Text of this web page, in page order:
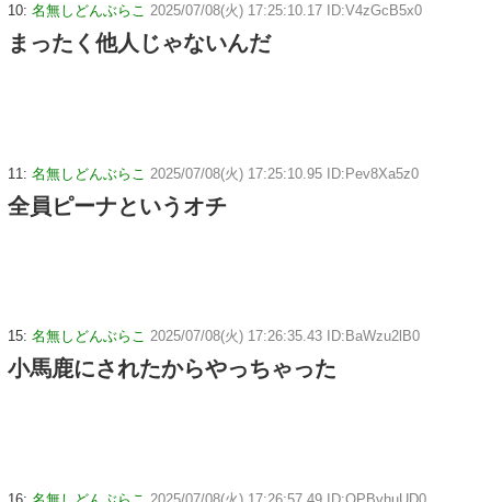
10: 名無しどんぶらこ 2025/07/08(火) 17:25:10.17 ID:V4zGcB5x0
まったく他人じゃないんだ
11: 名無しどんぶらこ 2025/07/08(火) 17:25:10.95 ID:Pev8Xa5z0
全員ピーナというオチ
15: 名無しどんぶらこ 2025/07/08(火) 17:26:35.43 ID:BaWzu2lB0
小馬鹿にされたからやっちゃった